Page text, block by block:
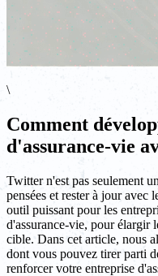
\
Comment
d'assurance-vie
Twitter n'est pas seulement
pensées et rester à jour avec
outil puissant pour les
d'assurance-vie, pour élargir
cible. Dans cet article, nous
dont vous pouvez tirer parti
renforcer votre entreprise